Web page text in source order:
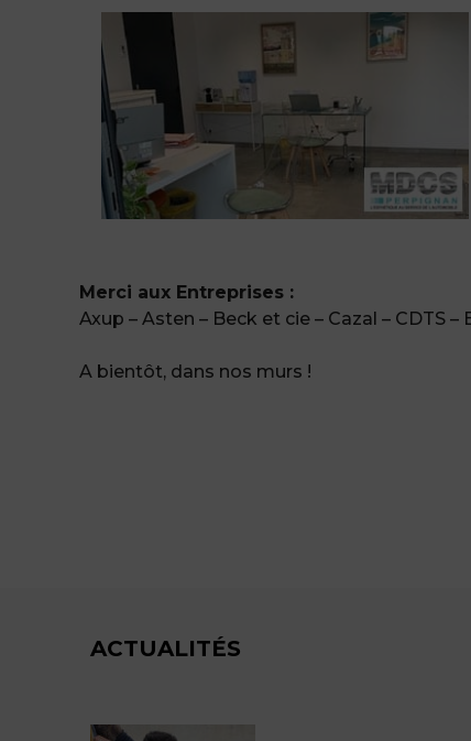
Merci aux Entreprises :
Axup – Asten – Beck et cie – Cazal – CDTS
A bientôt, dans nos murs !
ACTUALITÉS